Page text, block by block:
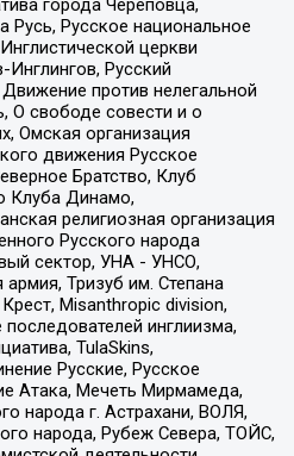
города Череповца,
Русское национальное
церкви
Русский
против нелегальной
О свободе совести и о
Омская организация
движения Русское
Братство, Клуб
Клуба Динамо,
религиозная организация
Русского народа
сектор, УНА - УНСО,
армия, Тризуб им. Степана
Misanthropic division,
инглиизма,
TulaSkins,
Русские, Русское
Атака, Мечеть Мирмамеда,
народа г. Астрахани, ВОЛЯ,
народа, Рубеж Севера, ТОЙС,